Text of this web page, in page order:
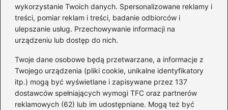
wykorzystanie Twoich danych. Spersonalizowane reklamy i
treści, pomiar reklam i treści, badanie odbiorców i
ulepszanie usług. Przechowywanie informacji na
urządzeniu lub dostęp do nich.
Twoje dane osobowe będą przetwarzane, a informacje z
Twojego urządzenia (pliki cookie, unikalne identyfikatory
itp.) mogą być wyświetlane i zapisywane przez 137
dostawców spełniających wymogi TFC oraz partnerów
reklamowych (62) lub im udostępniane. Mogą też być
W przypadku resztek kleju, można je usunąć
stosując roztwór wody z mydłem lub
naturalne składniki, takie jak ocet czy sok z
ściereczką.
Dlaczego nawilżanie naklejki jest kluczowe
dla jej usunięcia?